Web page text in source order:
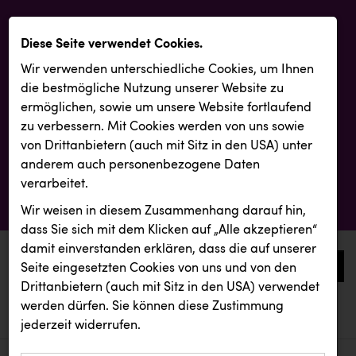
0
aktuelle aussendungen
aktuelle aussendungen
Diese Seite verwendet Cookies.
Wir verwenden unterschiedliche Cookies, um Ihnen
die best­mögliche Nutzung unserer Website zu
ermöglichen, sowie um unsere Website fortlaufend
zu verbessern. Mit Cookies werden von uns sowie
von Drittanbietern (auch mit Sitz in den USA) unter
anderem auch personenbezogene Daten
verarbeitet.
Wir weisen in diesem Zusammenhang darauf hin,
dass Sie sich mit dem Klicken auf „Alle akzeptieren“
damit ein­ver­standen erklären, dass die auf unserer
Seite eingesetzten Cookies von uns und von den
Drittanbietern (auch mit Sitz in den USA) verwendet
werden dürfen. Sie können diese Zustimmung
jederzeit widerrufen.